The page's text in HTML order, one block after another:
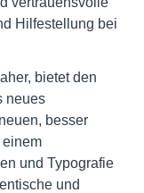
Hilfestellung bei
bietet den
neues
besser
einem
und Typografie
und